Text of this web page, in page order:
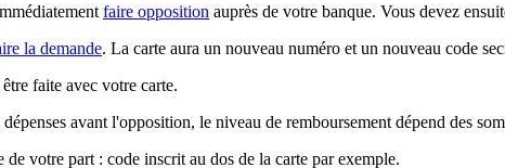
faire opposition auprès de votre banque. Vous devez
la demande. La carte aura un nouveau numéro et un nouveau code
faite avec votre carte.
avant l'opposition, le niveau de remboursement dépend des
votre part : code inscrit au dos de la carte par exemple.